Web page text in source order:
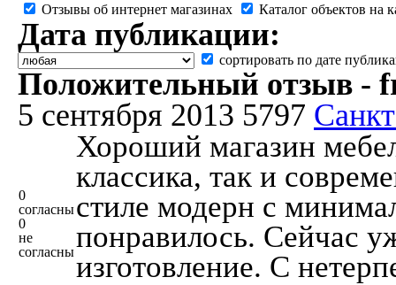
Отзывы об интернет магазинах Каталог объектов на
Дата публикации:
сортировать по дате
Положительный отзыв -
5 сентября 2013 5797
0
согласны
0
не
согласны
Хороший магазин
классика, так и
стиле модерн с
понравилось. Сейчас
изготовление. С